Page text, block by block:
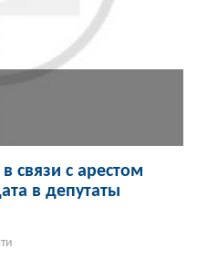
связи с арестом
в депутаты